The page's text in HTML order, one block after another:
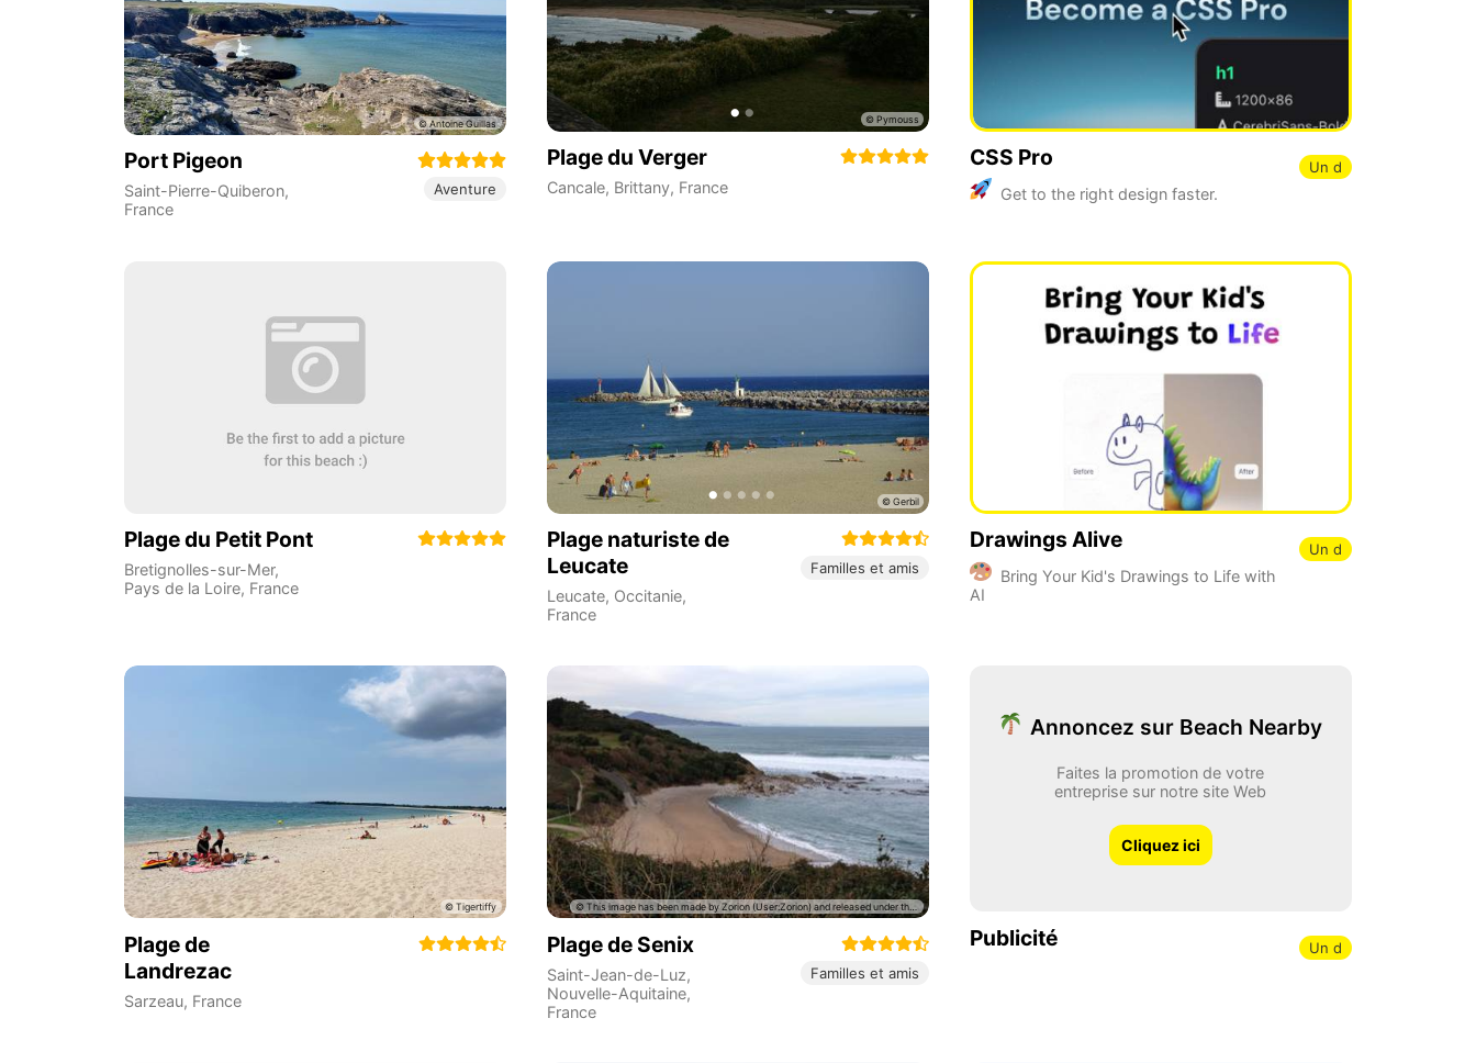
Port Pigeon
Saint-Pierre-Quiberon,
France
Aventure
Plage du Verger
Cancale, Brittany, France
CSS Pro
Get to the right design faster.
Un d
Plage du Petit Pont
Bretignolles-sur-Mer,
Pays de la Loire, France
Plage naturiste de
Leucate
Leucate, Occitanie,
France
Familles et amis
Drawings Alive
Bring Your Kid's Drawings to Life with
AI
Un d
Plage de
Landrezac
Sarzeau, France
Plage de Senix
Saint-Jean-de-Luz,
Nouvelle-Aquitaine,
France
Familles et amis
Annoncez sur Beach Nearby
Faites la promotion de votre
entreprise sur notre site Web
Cliquez ici
Publicité Un d